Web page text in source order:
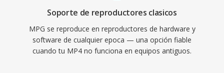
sobrecarga de los paquetes de recuperación de
errores. La amplía compatibilidad es una de las
fortalezas perdurables del formato, ya qué
prácticamente todos los reproductores
Soporte de reproductores clasicos
MPG se reproduce en reproductores de hardware y
software de cualquier epoca — una opción fiable
cuando tu MP4 no funciona en equipos antiguos.